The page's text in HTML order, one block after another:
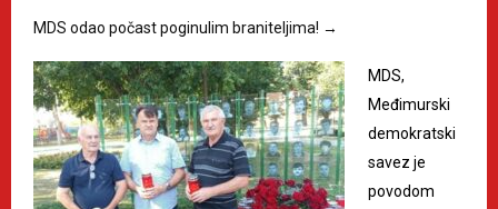
MDS odao počast poginulim braniteljima! →
MDS,
Međimurski
demokratski
savez je
povodom